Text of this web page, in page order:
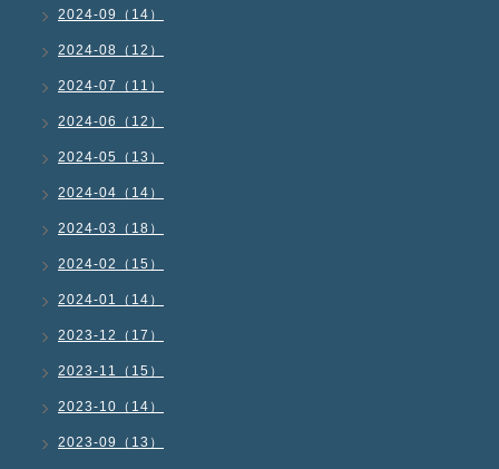
2024-09（14）
2024-08（12）
2024-07（11）
2024-06（12）
2024-05（13）
2024-04（14）
2024-03（18）
2024-02（15）
2024-01（14）
2023-12（17）
2023-11（15）
2023-10（14）
2023-09（13）